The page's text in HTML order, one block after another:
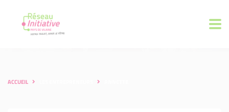
ACCUEIL